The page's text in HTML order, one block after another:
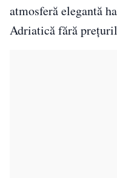
atmosferă elegantă
Adriatică fără